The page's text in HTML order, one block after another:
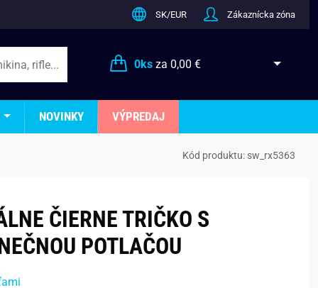
SK/EUR Zákaznícka zóna
0ksza 0,00 €
NOVINKY VÝPREDAJ
Kód produktu: sw_rx5363
ČIERNE TRIČKO S
POTLAČOU